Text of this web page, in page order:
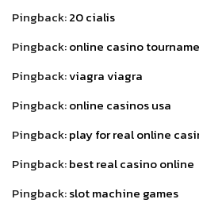
Pingback:20 cialis
Pingback:online casino
Pingback:viagra viagra
Pingback:online casinos usa
Pingback:play for real online
Pingback:best real casino online
Pingback:slot machine games